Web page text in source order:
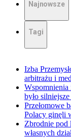
Najnowsze
Tagi
Izba
arbitrażu i
Wspomnienia
było
Przełomowe
Polacy ginęli
Zbrodnie pod
własnych